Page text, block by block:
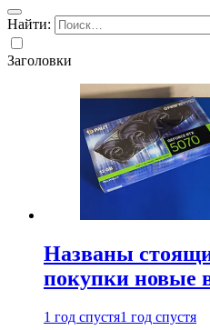
Найти:
Заголовки
Названы
покупки новые
1 год спустя1 год спустя